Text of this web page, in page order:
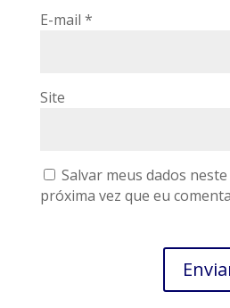
E-mail *
Site
Salvar meus dados
próxima vez que eu